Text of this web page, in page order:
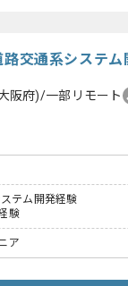
交通系システ
阪府)/一部リモート
テム開発経験
験
ア